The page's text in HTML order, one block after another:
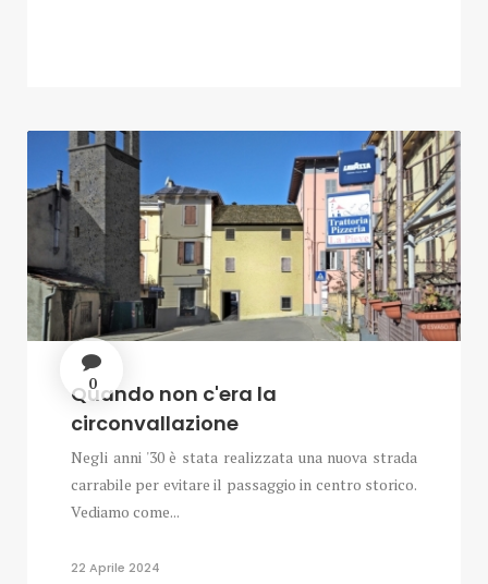
0
Quando non c'era la
circonvallazione
Negli anni '30 è stata realizzata una nuova strada
carrabile per evitare il passaggio in centro storico.
Vediamo come...
22 Aprile 2024